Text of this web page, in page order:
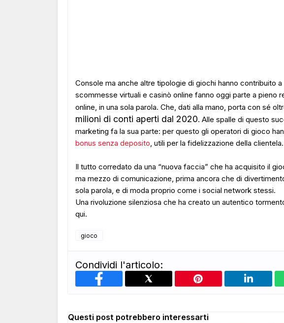
Console ma anche altre tipologie di giochi hanno contribuito
scommesse virtuali e casinò online fanno oggi parte a pieno
online, in una sola parola. Che, dati alla mano, porta con sé
milioni di conti aperti dal 2020. Alle spalle di questo
marketing fa la sua parte: per questo gli operatori di gioco
bonus senza deposito, utili per la fidelizzazione della clientela.
Il tutto corredato da una “nuova faccia” che ha acquisito il
ma mezzo di comunicazione, prima ancora che di
sola parola, e di moda proprio come i social network stessi.
Una rivoluzione silenziosa che ha creato un autentico
qui.
gioco
Condividi l'articolo:
Questi post potrebbero interessarti